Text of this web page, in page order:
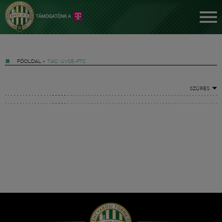
FŐOLDAL » TAG: UVSE-FTC
SZŰRÉS
Hírek